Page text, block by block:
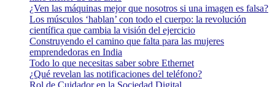
¿Ven las máquinas mejor que nosotros si una imagen es falsa?
Los músculos ‘hablan’ con todo el cuerpo: la revolución
científica que cambia la visión del ejercicio
Construyendo el camino que falta para las mujeres
emprendedoras en India
Todo lo que necesitas saber sobre Ethernet
¿Qué revelan las notificaciones del teléfono?
Rol de Cuidador en la Sociedad Digital